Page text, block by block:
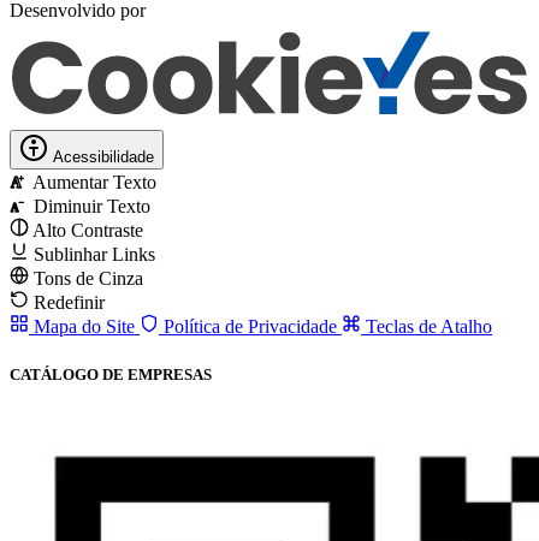
Desenvolvido por
Acessibilidade
A Aumentar Texto
A
Diminuir Texto
Alto Contraste
Sublinhar Links
Tons de Cinza
Redefinir
Mapa do Site
Política de Privacidade Teclas de Atalho
CATÁLOGO DE EMPRESAS